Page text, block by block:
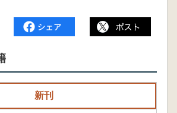
新刊